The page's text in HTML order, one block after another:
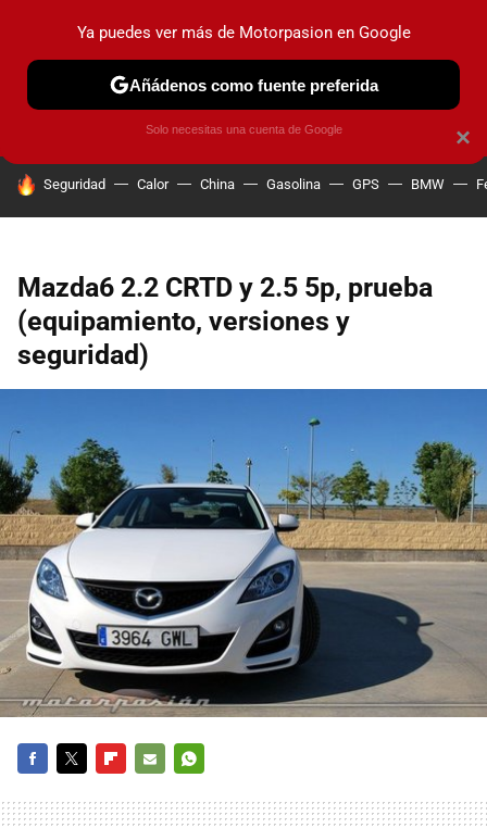
PRUEBAS COCHES ELÉCTRICOS OBSERVATORIO
HOY SE HABLA DE
Seguridad Calor China Gasolina GPS BMW
Mazda6 2.2 CRTD y 2.5 5p, prueba
(equipamiento, versiones y
seguridad)
MAIL
×
Ya puedes ver más de Motorpasion en Google
Añádenos como fuente preferida
Solo necesitas una cuenta de Google